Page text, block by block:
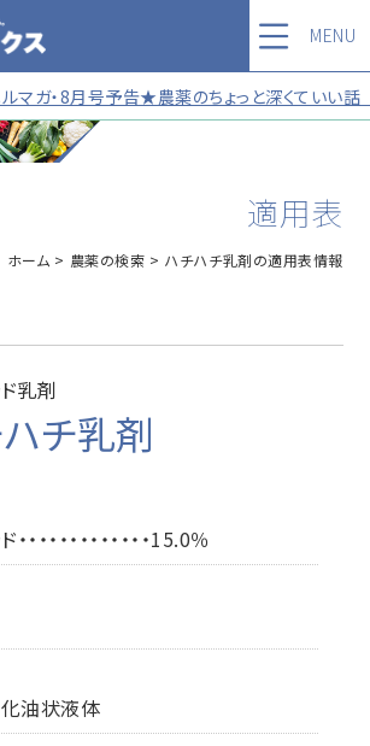
ガ・8月号予告★農薬のちょっと深くていい
MENU
適用表
ホーム 農薬の検索 ハチハチ乳剤の適用表情報
乳剤
チ乳剤
・・・・・・・・・・・15.0％
油状液体